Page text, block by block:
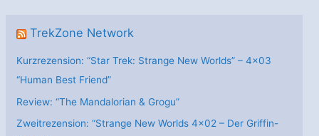
TrekZone Network
Kurzrezension: “Star Trek: Strange New Worlds” – 4×03
“Human Best Friend”
Review: “The Mandalorian & Grogu”
Zweitrezension: “Strange New Worlds 4×02 – Der Griffin-